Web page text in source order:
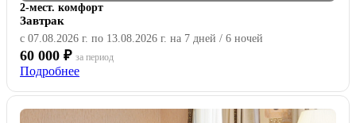
2-мест. комфорт
Завтрак
с 07.08.2026 г. по 13.08.2026 г. на 7 дней / 6 ночей
60 000 ₽ за период
Подробнее